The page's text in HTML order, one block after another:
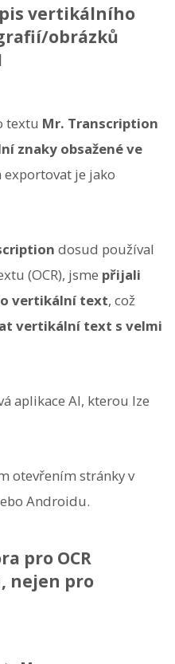
vertikálního
obrázků
textu Mr. Transcription
znaky obsažené ve
exportovat je jako
dosud používal
(OCR), jsme přijali
vertikální text, což
vertikální text s velmi
aplikace AI, kterou lze
otevřením stránky v
Androidu.
pro OCR
nejen pro